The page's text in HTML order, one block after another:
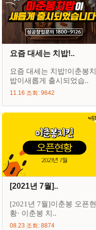
요즘 대세는 치밥!..
요즘 대세는 치밥!이춘봉치
밥이새롭게 출시되었습..
11.16 조회: 9642
[2021년 7월]..
[2021년 7월]이춘봉 오픈현
황· 이춘봉 치..
08.23 조회: 8874